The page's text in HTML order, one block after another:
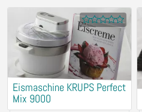
Eismaschine KRUPS Perfect
Mix 9000